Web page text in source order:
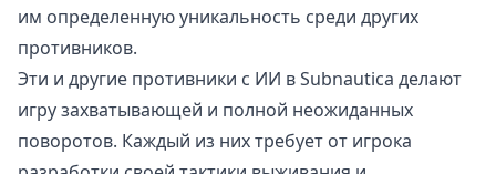
им определенную уникальность среди других
противников.
Эти и другие противники с ИИ в Subnautica делают
игру захватывающей и полной неожиданных
поворотов. Каждый из них требует от игрока